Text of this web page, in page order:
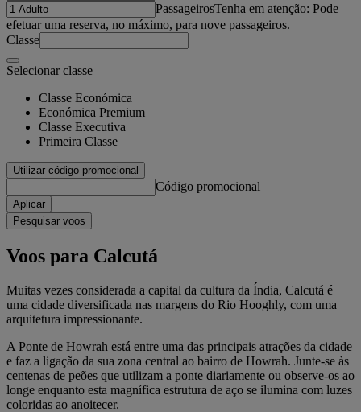
PassageirosTenha em atenção: Pode
efetuar uma reserva, no máximo, para nove passageiros.
Classe
Selecionar classe
Classe Económica
Económica Premium
Classe Executiva
Primeira Classe
Utilizar código promocional
Código promocional
Aplicar
Pesquisar voos
Voos para Calcutá
Muitas vezes considerada a capital da cultura da Índia, Calcutá é
uma cidade diversificada nas margens do Rio Hooghly, com uma
arquitetura impressionante.
A Ponte de Howrah está entre uma das principais atrações da cidade
e faz a ligação da sua zona central ao bairro de Howrah. Junte-se às
centenas de peões que utilizam a ponte diariamente ou observe-os ao
longe enquanto esta magnífica estrutura de aço se ilumina com luzes
coloridas ao anoitecer.